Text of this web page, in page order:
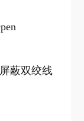
蔽双绞线